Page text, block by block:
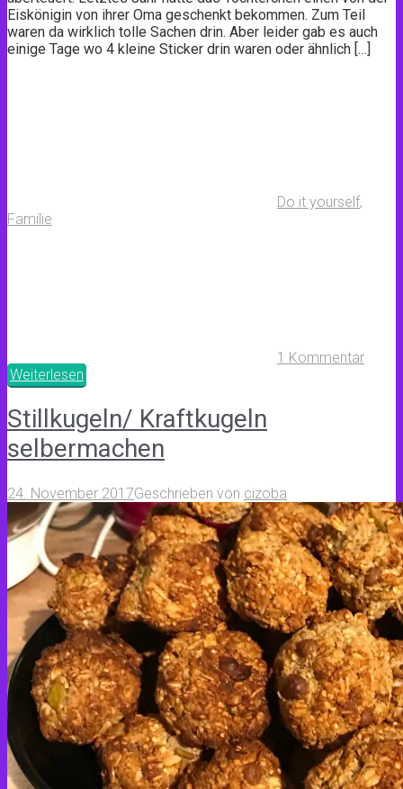
Eiskönigin von ihrer Oma geschenkt bekommen. Zum Teil
waren da wirklich tolle Sachen drin. Aber leider gab es auch
einige Tage wo 4 kleine Sticker drin waren oder ähnlich […]
Do it yourself,
Familie
1 Kommentar
Weiterlesen
Stillkugeln/ Kraftkugeln
selbermachen
24. November 2017Geschrieben von cizoba